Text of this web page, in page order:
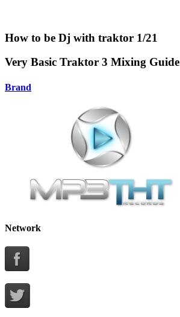
How to be Dj with traktor 1/21
Very Basic Traktor 3 Mixing Guide
Brand
Network